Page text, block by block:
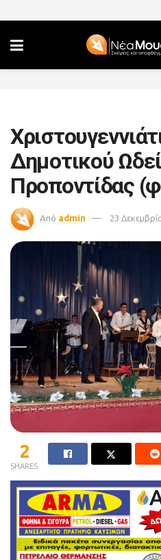
Δημοτικού
Προποντίδας
Από admin 23
2
SHARES